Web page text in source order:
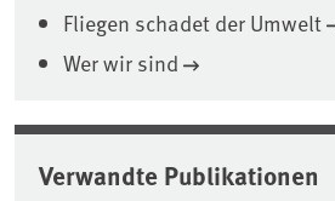
Fliegen schadet der Umwelt
Wer wir sind
Verwandte Publikationen